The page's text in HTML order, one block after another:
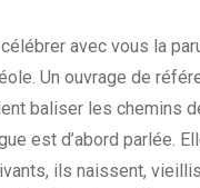
avec vous la
Un ouvrage de
baliser les chemins
est d’abord parlée.
ils naissent,